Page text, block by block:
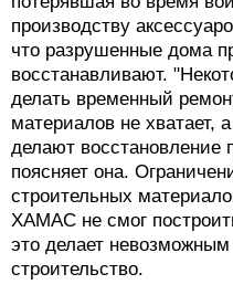
производству
что разрушенные дома
восстанавливают.
делать временный
материалов не хватает,
делают восстановление
поясняет она.
строительных
ХАМАС не смог
это делает невозможным
строительство.